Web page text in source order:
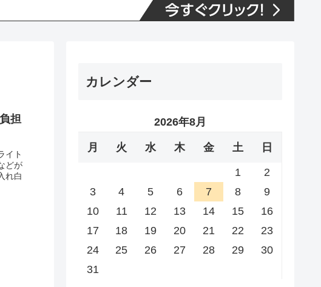
担
イト
どが
れ白
カレンダー
2026年8月
月 火 水 木 金 土 日
1
2
3
4 5 6 7 8
9
10
11 12 13 14 15
16
17
18 19 20 21 22
23
24
25 26 27 28 29
30
31